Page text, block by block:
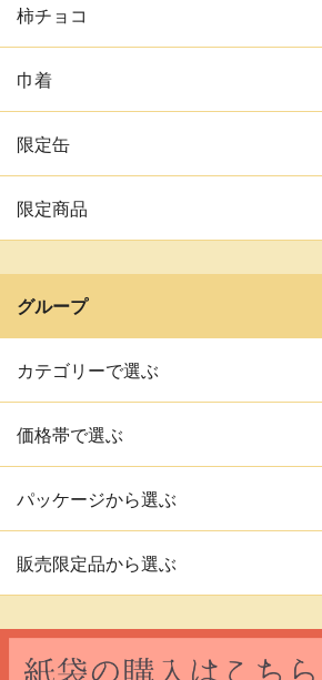
柿チョコ
巾着
限定缶
限定商品
グループ
カテゴリーで選ぶ
価格帯で選ぶ
パッケージから選ぶ
販売限定品から選ぶ